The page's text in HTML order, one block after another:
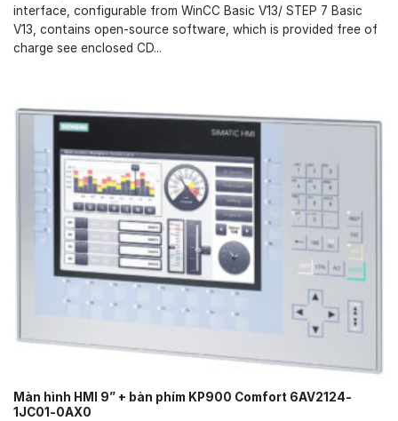
interface, configurable from WinCC Basic V13/ STEP 7 Basic
V13, contains open-source software, which is provided free of
charge see enclosed CD...
Màn hình HMI 9” + bàn phím KP900 Comfort 6AV2124-
1JC01-0AX0